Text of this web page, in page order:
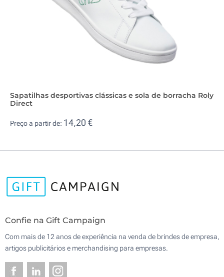
Sapatilhas desportivas clássicas e sola de borracha Roly
Direct
Preço a partir de: 14,20 €
Confie na Gift Campaign
Com mais de 12 anos de experiência na venda de brindes de empresa,
artigos publicitários e merchandising para empresas.